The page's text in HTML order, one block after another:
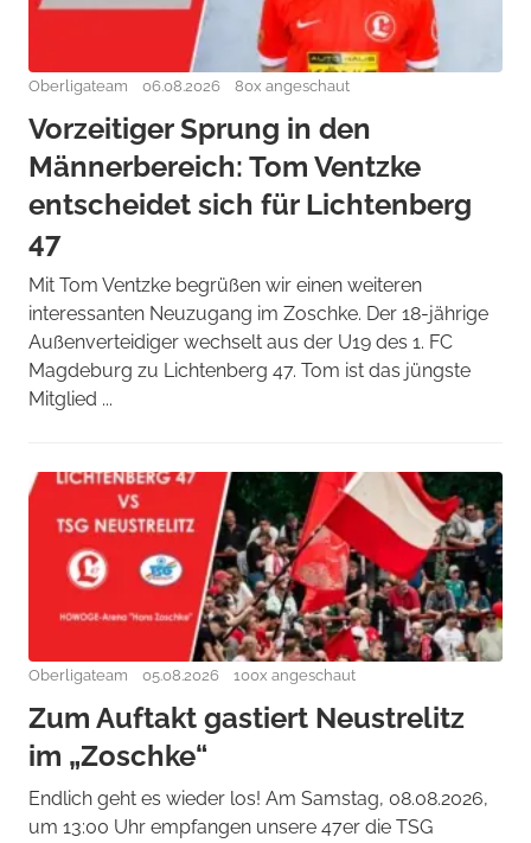
Oberligateam 06.08.2026 80x angeschaut
Vorzeitiger Sprung in den
Männerbereich: Tom Ventzke
entscheidet sich für Lichtenberg
47
Mit Tom Ventzke begrüßen wir einen weiteren
interessanten Neuzugang im Zoschke. Der 18-jährige
Außenverteidiger wechselt aus der U19 des 1. FC
Magdeburg zu Lichtenberg 47. Tom ist das jüngste
Mitglied ...
Oberligateam 05.08.2026 100x angeschaut
Zum Auftakt gastiert Neustrelitz
im „Zoschke“
Endlich geht es wieder los! Am Samstag, 08.08.2026,
um 13:00 Uhr empfangen unsere 47er die TSG